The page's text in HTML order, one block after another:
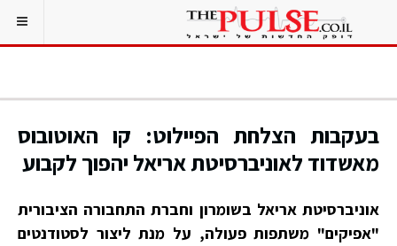
בעקבות הצלחת הפיילוט: קו האוטובוס
מאשדוד לאוניברסיטת אריאל יהפוך לקבוע
אוניברסיטת אריאל בשומרון וחברת התחבורה הציבורית
"אפיקים" משתפות פעולה, על מנת ליצור לסטודנטים